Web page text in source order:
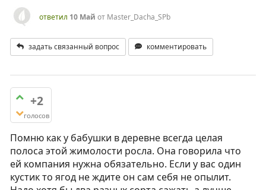
ответил 10 Май от Master_Dacha_SPb
задать связанный вопрос комментировать
+2
голосов
Помню как у бабушки в деревне всегда целая
полоса этой жимолости росла. Она говорила что
ей компания нужна обязательно. Если у вас один
кустик то ягод не ждите он сам себя не опылит.